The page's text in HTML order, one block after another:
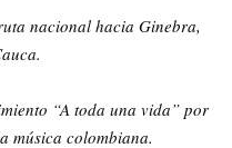
nacional hacia Ginebra,
“A toda una vida” por
música colombiana.